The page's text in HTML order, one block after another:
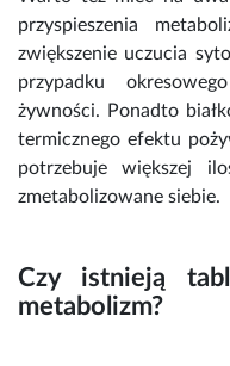
przyspieszenia
zwiększenie uczucia
przypadku
żywności. Ponadto
termicznego efektu
potrzebuje większej
zmetabolizowane siebie.
Czy istnieją
metabolizm?